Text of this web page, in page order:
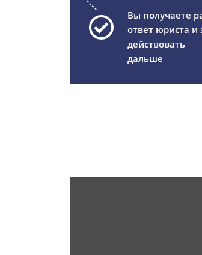
Вы получаете
ответ юриста и
действовать
дальше